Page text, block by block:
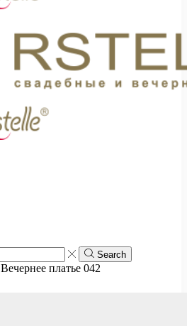
Search
Вечернее платье 042